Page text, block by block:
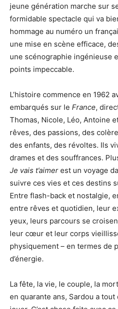
jeune génération marche sur
formidable spectacle qui va
hommage au numéro un
une mise en scène efficace,
une scénographie ingénieuse
points impeccable.
L’histoire commence en 1962
embarqués sur le France,
Thomas, Nicole, Léo, Antoine
rêves, des passions, des
des enfants, des révoltes. Ils
drames et des souffrances.
Je vais t’aimer est un voyage
suivre ces vies et ces destins
Entre flash-back et nostalgie,
entre rêves et quotidien, leur
yeux, leurs parcours se
leur cœur et leur corps
physiquement – en termes de
d’énergie.
La fête, la vie, le couple, la
en quarante ans, Sardou a